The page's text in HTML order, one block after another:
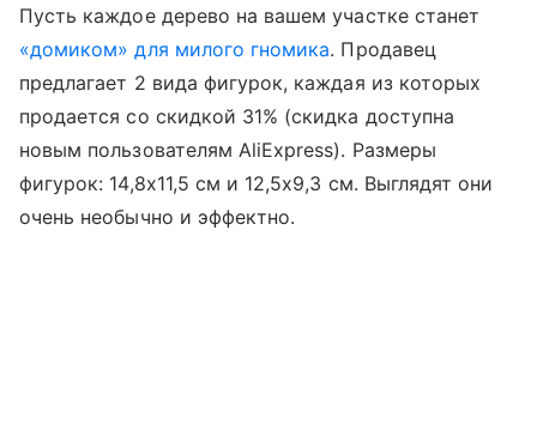
Пусть каждое дерево на вашем участке станет
«домиком» для милого гномика. Продавец
предлагает 2 вида фигурок, каждая из которых
продается со скидкой 31% (скидка доступна
новым пользователям AliExpress). Размеры
фигурок: 14,8х11,5 см и 12,5х9,3 см. Выглядят они
очень необычно и эффектно.